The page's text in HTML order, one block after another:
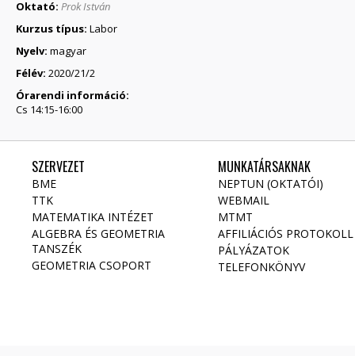
Oktató: Prok István
Kurzus típus: Labor
Nyelv: magyar
Félév: 2020/21/2
Órarendi információ:
Cs 14:15-16:00
SZERVEZET
BME
TTK
MATEMATIKA INTÉZET
ALGEBRA ÉS GEOMETRIA
TANSZÉK
GEOMETRIA CSOPORT
MUNKATÁRSAKNAK
NEPTUN (OKTATÓI)
WEBMAIL
MTMT
AFFILIÁCIÓS PROTOKOLL
PÁLYÁZATOK
TELEFONKÖNYV